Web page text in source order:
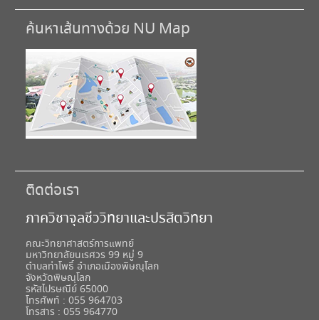
ค้นหาเส้นทางด้วย NU Map
ติดต่อเรา
ภาควิชาจุลชีววิทยาและปรสิตวิทยา
คณะวิทยาศาสตร์การแพทย์
มหาวิทยาลัยนเรศวร 99 หมู่ 9
ตำบลท่าโพธิ์ อำเภอเมืองพิษณุโลก
จังหวัดพิษณุโลก
รหัสไปรษณีย์ 65000
โทรศัพท์ : 055 964703
โทรสาร : 055 964770